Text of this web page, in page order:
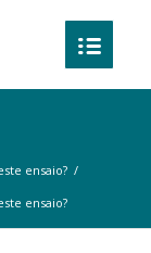
ensaio? /
ensaio?